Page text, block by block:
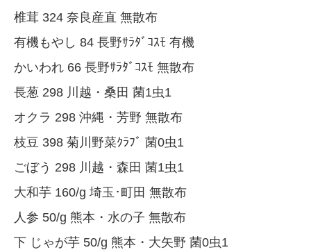
椎茸 324 奈良産直 無散布
有機もやし 84 長野ｻﾗﾀﾞｺｽﾓ 有機
かいわれ 66 長野ｻﾗﾀﾞｺｽﾓ 無散布
長葱 298 川越・桑田 菌1虫1
オクラ 298 沖縄・芳野 無散布
枝豆 398 菊川野菜ｸﾗﾌﾞ 菌0虫1
ごぼう 298 川越・森田 菌1虫1
大和芋 160/g 埼玉･町田 無散布
人参 50/g 熊本・水の子 無散布
下 じゃが芋 50/g 熊本・大矢野 菌0虫1